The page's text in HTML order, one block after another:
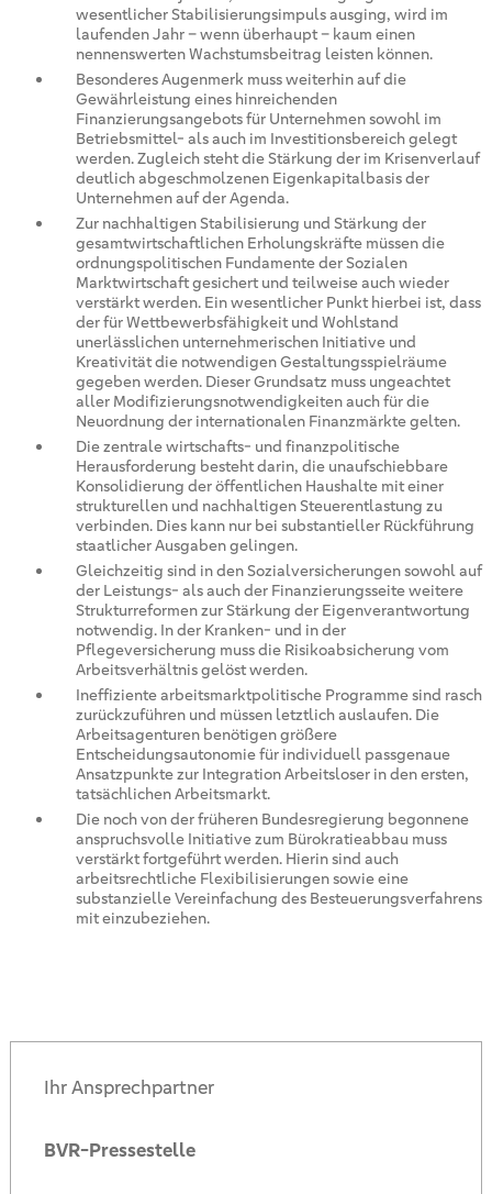
wesentlicher Stabilisierungsimpuls ausging, wird im
laufenden Jahr – wenn überhaupt – kaum einen
nennenswerten Wachstumsbeitrag leisten können.
Besonderes Augenmerk muss weiterhin auf die
Gewährleistung eines hinreichenden
Finanzierungsangebots für Unternehmen sowohl im
Betriebsmittel- als auch im Investitionsbereich gelegt
werden. Zugleich steht die Stärkung der im Krisenverlauf
deutlich abgeschmolzenen Eigenkapitalbasis der
Unternehmen auf der Agenda.
Zur nachhaltigen Stabilisierung und Stärkung der
gesamtwirtschaftlichen Erholungskräfte müssen die
ordnungspolitischen Fundamente der Sozialen
Marktwirtschaft gesichert und teilweise auch wieder
verstärkt werden. Ein wesentlicher Punkt hierbei ist, dass
der für Wettbewerbsfähigkeit und Wohlstand
unerlässlichen unternehmerischen Initiative und
Kreativität die notwendigen Gestaltungsspielräume
gegeben werden. Dieser Grundsatz muss ungeachtet
aller Modifizierungsnotwendigkeiten auch für die
Neuordnung der internationalen Finanzmärkte gelten.
Die zentrale wirtschafts- und finanzpolitische
Herausforderung besteht darin, die unaufschiebbare
Konsolidierung der öffentlichen Haushalte mit einer
strukturellen und nachhaltigen Steuerentlastung zu
verbinden. Dies kann nur bei substantieller Rückführung
staatlicher Ausgaben gelingen.
Gleichzeitig sind in den Sozialversicherungen sowohl auf
der Leistungs- als auch der Finanzierungsseite weitere
Strukturreformen zur Stärkung der Eigenverantwortung
notwendig. In der Kranken- und in der
Pflegeversicherung muss die Risikoabsicherung vom
Arbeitsverhältnis gelöst werden.
Ineffiziente arbeitsmarktpolitische Programme sind rasch
zurückzuführen und müssen letztlich auslaufen. Die
Arbeitsagenturen benötigen größere
Entscheidungsautonomie für individuell passgenaue
Ansatzpunkte zur Integration Arbeitsloser in den ersten,
tatsächlichen Arbeitsmarkt.
Die noch von der früheren Bundesregierung begonnene
anspruchsvolle Initiative zum Bürokratieabbau muss
verstärkt fortgeführt werden. Hierin sind auch
arbeitsrechtliche Flexibilisierungen sowie eine
substanzielle Vereinfachung des Besteuerungsverfahrens
mit einzubeziehen.
Ihr Ansprechpartner
BVR-Pressestelle